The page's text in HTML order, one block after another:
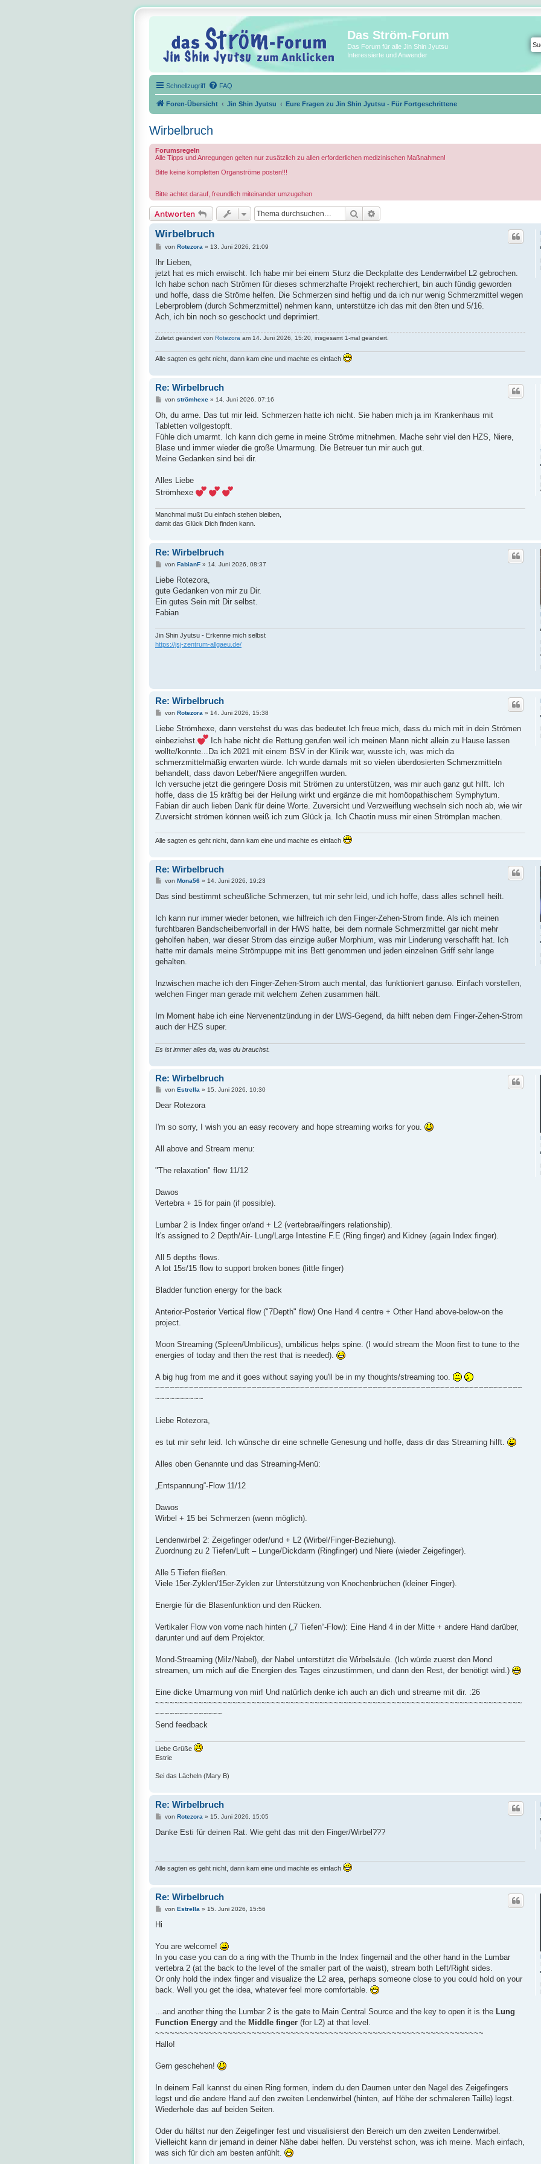
Das Ström-Forum
Das Forum für alle Jin Shin Jyutsu
Interessierte und Anwender
Schnellzugriff FAQ
Foren-Übersicht Jin Shin Jyutsu Eure Fragen zu Jin Shin Jyutsu - Für Fortgeschrittene
Wirbelbruch
Forumsregeln
Alle Tipps und Anregungen gelten nur zusätzlich zu allen erforderlichen medizinischen Maßnahmen!
Bitte keine kompletten Organströme posten!!!
Bitte achtet darauf, freundlich miteinander umzugehen
Antworten Suche
Wirbelbruch
B
i
r
a
von Rotezora » 13. Juni 2026, 21:09
Ihr Lieben,
jetzt hat es mich erwischt. Ich habe mir bei einem Sturz die Deckplatte des Lendenwirbel L2 gebrochen.
Ich habe schon nach Strömen für dieses schmerzhafte Projekt recherchiert, bin auch fündig geworden
und hoffe, dass die Ströme helfen. Die Schmerzen sind heftig und da ich nur wenig Schmerzmittel wegen
Leberproblem (durch Schmerzmittel) nehmen kann, unterstütze ich das mit den 8ten und 5/16.
Ach, ich bin noch so geschockt und deprimiert.
Zuletzt geändert von Rotezora am 14. Juni 2026, 15:20, insgesamt 1-mal geändert.
Alle sagten es geht nicht, dann kam eine und machte es einfach
Re: Wirbelbruch
B
i
r
a
von strömhexe» 14. Juni 2026, 07:16
Oh, du arme. Das tut mir leid. Schmerzen hatte ich nicht. Sie haben mich ja im Krankenhaus mit
Tabletten vollgestopft.
Fühle dich umarmt. Ich kann dich gerne in meine Ströme mitnehmen. Mache sehr viel den HZS, Niere,
Blase und immer wieder die große Umarmung. Die Betreuer tun mir auch gut.
Meine Gedanken sind bei dir.
Alles Liebe
Strömhexe
Manchmal mußt Du einfach stehen bleiben,
damit das Glück Dich finden kann.
Re: Wirbelbruch
B
i
r
a
von FabianF» 14. Juni 2026, 08:37
Liebe Rotezora,
gute Gedanken von mir zu Dir.
Ein gutes Sein mit Dir selbst.
Fabian
Jin Shin Jyutsu - Erkenne mich selbst
https://jsj-zentrum-allgaeu.de/
Re: Wirbelbruch
B
i
r
a
g
von Rotezora » 14. Juni 2026, 15:38
Liebe Strömhexe, dann verstehst du was das bedeutet.Ich freue mich, dass du mich mit in dein Strömen
einbeziehst.
Ich habe nicht die Rettung gerufen weil ich meinen Mann nicht allein zu Hause lassen
wollte/konnte...Da ich 2021 mit einem BSV in der Klinik war, wusste ich, was mich da
schmerzmittelmäßig erwarten würde. Ich wurde damals mit so vielen überdosierten Schmerzmitteln
behandelt, dass davon Leber/Niere angegriffen wurden.
Ich versuche jetzt die geringere Dosis mit Strömen zu unterstützen, was mir auch ganz gut hilft. Ich
hoffe, dass die 15 kräftig bei der Heilung wirkt und ergänze die mit homöopathischem Symphytum.
Fabian dir auch lieben Dank für deine Worte. Zuversicht und Verzweiflung wechseln sich noch ab, wie wir
Zuversicht strömen können weiß ich zum Glück ja. Ich Chaotin muss mir einen Strömplan machen.
Alle sagten es geht nicht, dann kam eine und machte es einfach
Re: Wirbelbruch
B
i
a
von Mona56» 14. Juni 2026, 19:23
Das sind bestimmt scheußliche Schmerzen, tut mir sehr leid, und ich hoffe, dass alles schnell heilt.
Ich kann nur immer wieder betonen, wie hilfreich ich den Finger-Zehen-Strom finde. Als ich meinen
furchtbaren Bandscheibenvorfall in der HWS hatte, bei dem normale Schmerzmittel gar nicht mehr
geholfen haben, war dieser Strom das einzige außer Morphium, was mir Linderung verschafft hat. Ich
hatte mir damals meine Strömpuppe mit ins Bett genommen und jeden einzelnen Griff sehr lange
gehalten.
Inzwischen mache ich den Finger-Zehen-Strom auch mental, das funktioniert ganuso. Einfach vorstellen,
welchen Finger man gerade mit welchem Zehen zusammen hält.
Im Moment habe ich eine Nervenentzündung in der LWS-Gegend, da hilft neben dem Finger-Zehen-Strom
auch der HZS super.
Es ist immer alles da, was du brauchst.
Re: Wirbelbruch
B
i
a
von Estrella» 15. Juni 2026, 10:30
Dear Rotezora
I'm so sorry, I wish you an easy recovery and hope streaming works for you.
All above and Stream menu:
"The relaxation" flow 11/12
Dawos
Vertebra + 15 for pain (if possible).
Lumbar 2 is Index finger or/and + L2 (vertebrae/fingers relationship).
It's assigned to 2 Depth/Air- Lung/Large Intestine F.E (Ring finger) and Kidney (again Index finger).
All 5 depths flows.
A lot 15s/15 flow to support broken bones (little finger)
Bladder function energy for the back
Anterior-Posterior Vertical flow ("7Depth" flow) One Hand 4 centre + Other Hand above-below-on the
project.
Moon Streaming (Spleen/Umbilicus), umbilicus helps spine. (I would stream the Moon first to tune to the
energies of today and then the rest that is needed).
A big hug from me and it goes without saying you'll be in my thoughts/streaming too.
~~~~~~~~~~~~~~~~~~~~~~~~~~~~~~~~~~~~~~~~~~~~~~~~~~~~~~~~~~~~~~~~~~~~~~~~~~~~
~~~~~~~~~~
Liebe Rotezora,
es tut mir sehr leid. Ich wünsche dir eine schnelle Genesung und hoffe, dass dir das Streaming hilft.
Alles oben Genannte und das Streaming-Menü:
„Entspannung“-Flow 11/12
Dawos
Wirbel + 15 bei Schmerzen (wenn möglich).
Lendenwirbel 2: Zeigefinger oder/und + L2 (Wirbel/Finger-Beziehung).
Zuordnung zu 2 Tiefen/Luft – Lunge/Dickdarm (Ringfinger) und Niere (wieder Zeigefinger).
Alle 5 Tiefen fließen.
Viele 15er-Zyklen/15er-Zyklen zur Unterstützung von Knochenbrüchen (kleiner Finger).
Energie für die Blasenfunktion und den Rücken.
Vertikaler Flow von vorne nach hinten („7 Tiefen“-Flow): Eine Hand 4 in der Mitte + andere Hand darüber,
darunter und auf dem Projektor.
Mond-Streaming (Milz/Nabel), der Nabel unterstützt die Wirbelsäule. (Ich würde zuerst den Mond
streamen, um mich auf die Energien des Tages einzustimmen, und dann den Rest, der benötigt wird.)
Eine dicke Umarmung von mir! Und natürlich denke ich auch an dich und streame mit dir. :26
~~~~~~~~~~~~~~~~~~~~~~~~~~~~~~~~~~~~~~~~~~~~~~~~~~~~~~~~~~~~~~~~~~~~~~~~~~~~
~~~~~~~~~~~~~~
Send feedback
Liebe Grüße
Estrie
Sei das Lächeln (Mary B)
Re: Wirbelbruch
B
i
von Rotezora » 15. Juni 2026, 15:05
Danke Esti für deinen Rat. Wie geht das mit den Finger/Wirbel???
Alle sagten es geht nicht, dann kam eine und machte es einfach
Re: Wirbelbruch
B
a
von Estrella » 15. Juni 2026, 15:56
Hi
You are welcome!
In you case you can do a ring with the Thumb in the Index fingernail and the other hand in the Lumbar
vertebra 2 (at the back to the level of the smaller part of the waist), stream both Left/Right sides.
Or only hold the index finger and visualize the L2 area, perhaps someone close to you could hold on your
back. Well you get the idea, whatever feel more comfortable.
...and another thing the Lumbar 2 is the gate to Main Central Source and the key to open it is the Lung
Function Energy and the Middle finger (for L2) at that level.
~~~~~~~~~~~~~~~~~~~~~~~~~~~~~~~~~~~~~~~~~~~~~~~~~~~~~~~~~~~~~~~~~~~~
Hallo!
Gern geschehen!
In deinem Fall kannst du einen Ring formen, indem du den Daumen unter den Nagel des Zeigefingers
legst und die andere Hand auf den zweiten Lendenwirbel (hinten, auf Höhe der schmaleren Taille) legst.
Wiederhole das auf beiden Seiten.
Oder du hältst nur den Zeigefinger fest und visualisierst den Bereich um den zweiten Lendenwirbel.
Vielleicht kann dir jemand in deiner Nähe dabei helfen. Du verstehst schon, was ich meine. Mach einfach,
was sich für dich am besten anfühlt.